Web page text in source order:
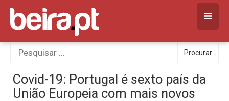
Skip
content
Procurar
por:
Procurar
Covid-19: Portugal é sexto país da
União Europeia com mais novos